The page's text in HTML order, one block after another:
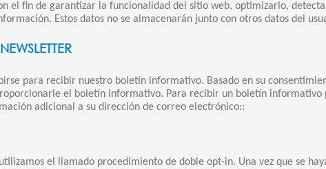
el fin de garantizar la funcionalidad del sitio web, optimizarlo,
Estos datos no se almacenarán junto con otros datos del
para recibir nuestro boletín informativo. Basado en su
el boletín informativo. Para recibir un boletín
adicional a su dirección de correo electrónico::
el llamado procedimiento de doble opt-in. Una vez que se